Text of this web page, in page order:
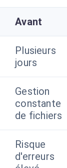
Avant
Plusieurs
jours
Gestion
constante
de fichiers
Risque
d'erreurs